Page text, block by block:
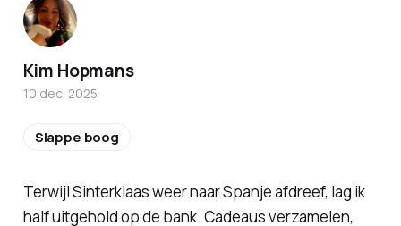
Terwijl Sinterklaas weer naar Spanje afdreef, lag ik
half uitgehold op de bank. Cadeaus verzamelen,
Kim Hopmans
10 dec. 2025
Slappe boog